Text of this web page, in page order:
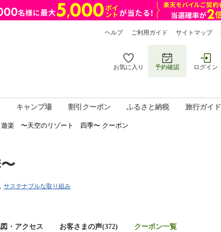
ヘルプ ご利用ガイド サイトマップ
お気に入り 予約確認 ログイン
キャンプ場 割引クーポン ふるさと納税 旅行ガイド
楽 〜天空のリゾート 四季〜 クーポン
サステナブルな取り組み
・アクセス お客さまの声(372) クーポン一覧